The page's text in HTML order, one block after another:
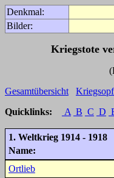
Denkmal:
Bilder:
Kriegstote
(Für weitere
Gesamtübersicht
Quicklinks:
A B C D
1. Weltkrieg 1914 -
Name:
Ortlieb